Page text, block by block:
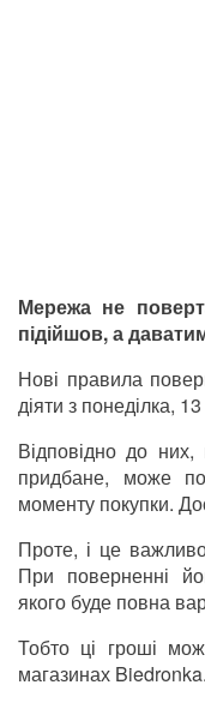
Мережа не
підійшов, а
Нові правила
діяти з понеділка,
Відповідно до
придбане, може
моменту покупки.
Проте, і це
При поверненні
якого буде повна
Тобто ці гроші
магазинах Biedronka.